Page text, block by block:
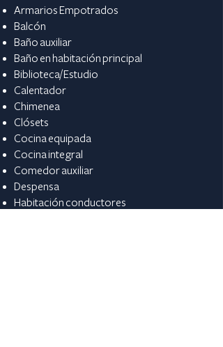
Armarios Empotrados
Balcón
Baño auxiliar
Baño en habitación principal
Biblioteca/Estudio
Calentador
Chimenea
Clósets
Cocina equipada
Cocina integral
Comedor auxiliar
Despensa
Habitación conductores